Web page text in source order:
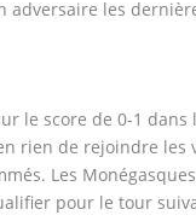
adversaire les
le score de 0-1
rien de rejoindre les
Les
pour le tour